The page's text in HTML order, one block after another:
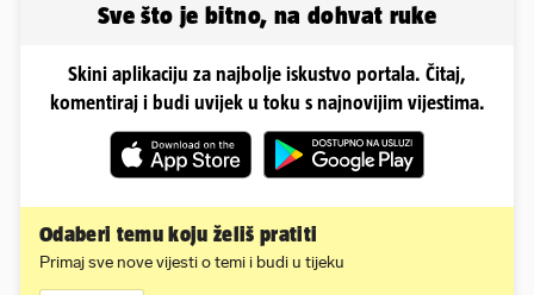
Sve što je bitno, na dohvat ruke
Skini aplikaciju za najbolje iskustvo portala. Čitaj,
komentiraj i budi uvijek u toku s najnovijim vijestima.
Odaberi temu koju želiš pratiti
Primaj sve nove vijesti o temi i budi u tijeku